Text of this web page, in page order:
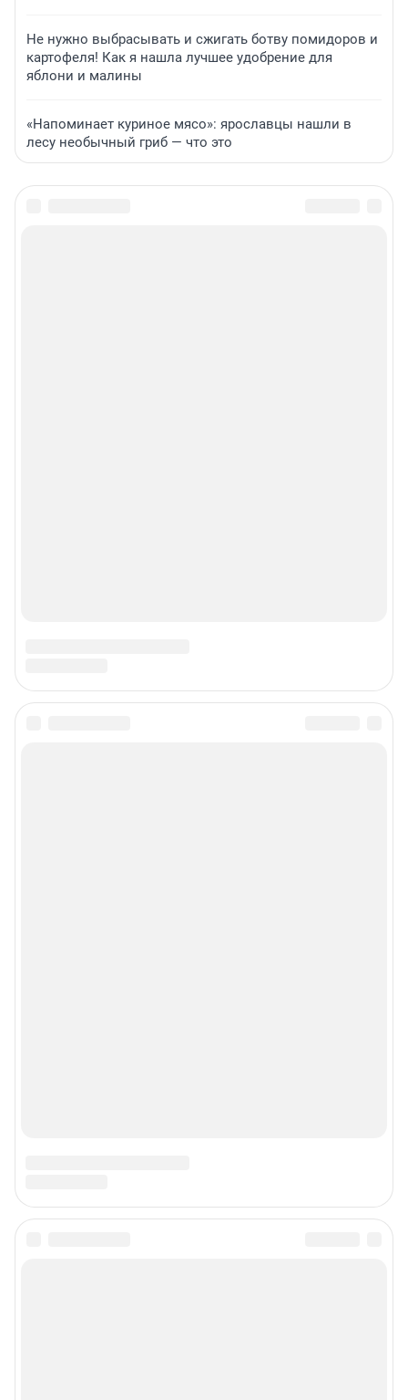
Не нужно выбрасывать и сжигать ботву помидоров и
картофеля! Как я нашла лучшее удобрение для
яблони и малины
«Напоминает куриное мясо»: ярославцы нашли в
лесу необычный гриб — что это